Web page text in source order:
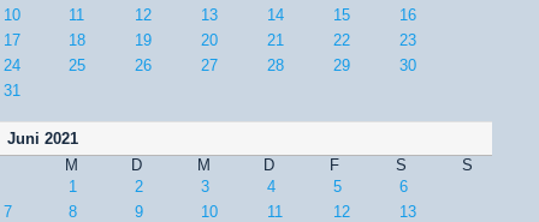
10
11 12 13 14 15
16
17
18 19 20 21 22
23
24
25 26 27 28 29
30
31
Juni 2021
M
D M D F S
S
1
2 3 4 5
6
7
8 9 10 11 12
13